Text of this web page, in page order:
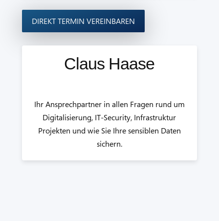
DIREKT TERMIN VEREINBAREN
Claus Haase
Ihr Ansprechpartner in allen Fragen rund um
Digitalisierung, IT-Security, Infrastruktur
Projekten und wie Sie Ihre sensiblen Daten
sichern.